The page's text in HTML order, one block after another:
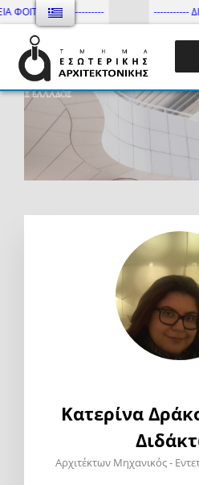
ΦΟΙΤΗΣΗΣ ------------ -----------
Τμήμα Εσωτ.
Κατερίνα
Αρχιτέκτων Μηχανικός -